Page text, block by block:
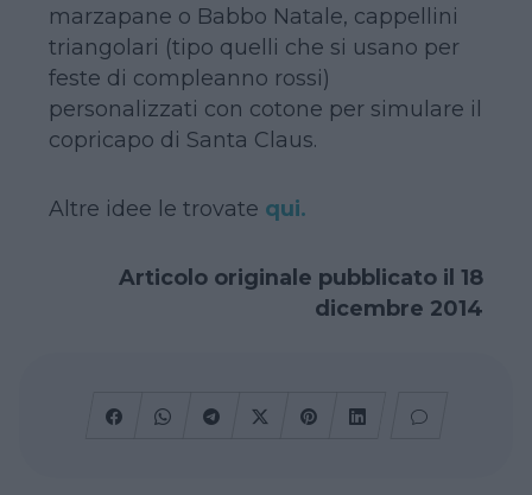
marzapane o Babbo Natale, cappellini
triangolari (tipo quelli che si usano per
feste di compleanno rossi)
personalizzati con cotone per simulare il
copricapo di Santa Claus.
Altre idee le trovate qui.
Articolo originale pubblicato il 18
dicembre 2014